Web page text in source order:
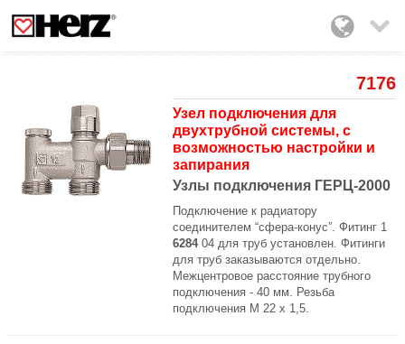

7176
Узел подключения для
двухтрубной системы, с
возможностью настройки и
запирания
Узлы подключения ГЕРЦ-2000
Подключение к радиатору
соединителем “сфера-конус”. Фитинг 1
628404длятрубустановлен. Фитинги
для труб заказываются отдельно.
Межцентровое расстояние трубного
подключения - 40 мм. Резьба
подключения М 22 х 1,5.